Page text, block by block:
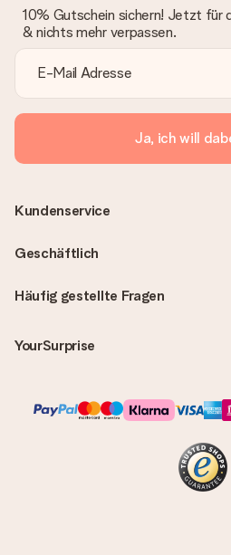
10% Gutschein sichern! Jetzt für
& nichts mehr verpassen.
Ja, ich will
Häufig gestellte Fragen
YourSurprise
Kundenservice
Geschäftlich